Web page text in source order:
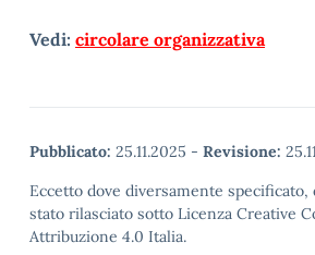
Vedi: circolare organizzativa
Pubblicato: 25.11.2025 - Revisione:
Eccetto dove diversamente specificato,
stato rilasciato sotto Licenza Creative
Attribuzione 4.0 Italia.